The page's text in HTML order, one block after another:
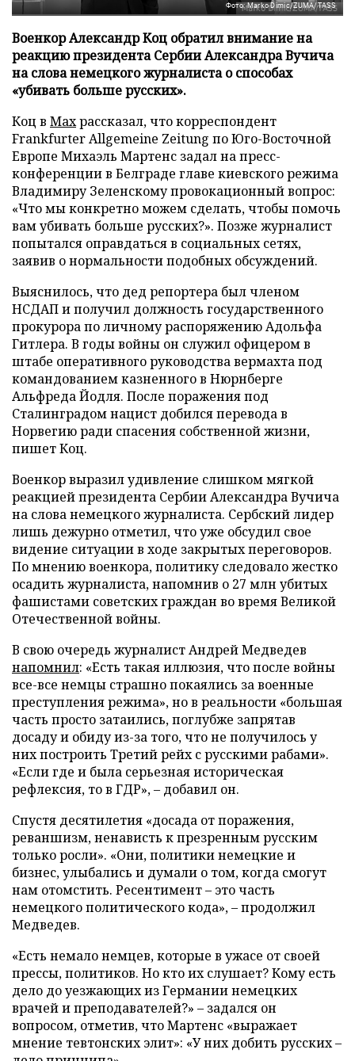
Фото: Marko Dimic/ZUMA/TASS
Военкор Александр Коц обратил внимание на
реакцию президента Сербии Александра Вучича
на слова немецкого журналиста о способах
«убивать больше русских».
Коц в Махрассказал, что корреспондент
Frankfurter Allgemeine Zeitung по Юго-Восточной
Европе Михаэль Мартенс задал на пресс-
конференции в Белграде главе киевского режима
Владимиру Зеленскому провокационный вопрос:
«Что мы конкретно можем сделать, чтобы помочь
вам убивать больше русских?». Позже журналист
попытался оправдаться в социальных сетях,
заявив о нормальности подобных обсуждений.
Выяснилось, что дед репортера был членом
НСДАП и получил должность государственного
прокурора по личному распоряжению Адольфа
Гитлера. В годы войны он служил офицером в
штабе оперативного руководства вермахта под
командованием казненного в Нюрнберге
Альфреда Йодля. После поражения под
Сталинградом нацист добился перевода в
Норвегию ради спасения собственной жизни,
пишет Коц.
Военкор выразил удивление слишком мягкой
реакцией президента Сербии Александра Вучича
на слова немецкого журналиста. Сербский лидер
лишь дежурно отметил, что уже обсудил свое
видение ситуации в ходе закрытых переговоров.
По мнению военкора, политику следовало жестко
осадить журналиста, напомнив о 27 млн убитых
фашистами советских граждан во время Великой
Отечественной войны.
В свою очередь журналист Андрей Медведев
напомнил: «Есть такая иллюзия, что после войны
все-все немцы страшно покаялись за военные
преступления режима», но в реальности «большая
часть просто затаились, поглубже запрятав
досаду и обиду из-за того, что не получилось у
них построить Третий рейх с русскими рабами».
«Если где и была серьезная историческая
рефлексия, то в ГДР», – добавил он.
Спустя десятилетия «досада от поражения,
реваншизм, ненависть к презренным русским
только росли». «Они, политики немецкие и
бизнес, улыбались и думали о том, когда смогут
нам отомстить. Ресентимент – это часть
немецкого политического кода», – продолжил
Медведев.
«Есть немало немцев, которые в ужасе от своей
прессы, политиков. Но кто их слушает? Кому есть
дело до уезжающих из Германии немецких
врачей и преподавателей?» – задался он
вопросом, отметив, что Мартенс «выражает
мнение тевтонских элит»: «У них добить русских –